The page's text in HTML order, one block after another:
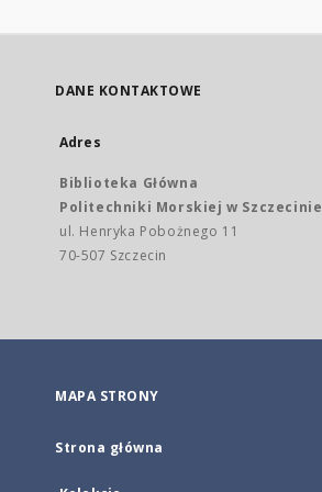
DANE KONTAKTOWE
Adres
Biblioteka Główna
Politechniki Morskiej w Szczecinie
ul. Henryka Pobożnego 11
70-507 Szczecin
MAPA STRONY
Strona główna